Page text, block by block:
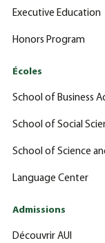
Executive Education
Honors Program
Écoles
School of Business
School of Social
School of Science
Language Center
Admissions
Découvrir AUI